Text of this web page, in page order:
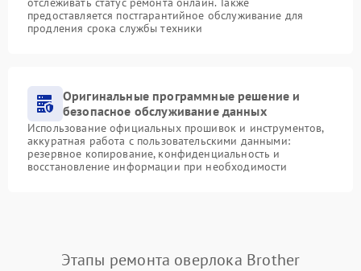
предоставляется постгарантийное обслуживание для
продления срока службы техники
Оригинальные программные решение и
безопасное обслуживание данных
Использование официальных прошивок и инструментов,
аккуратная работа с пользовательскими данными:
резервное копирование, конфиденциальность и
восстановление информации при необходимости
Этапы ремонта оверлока Brother